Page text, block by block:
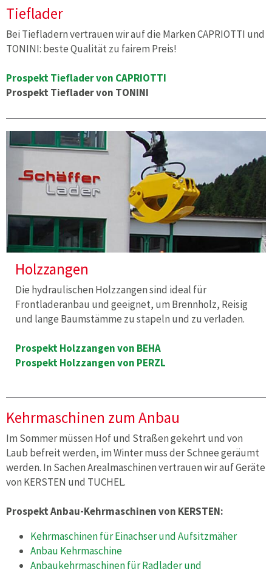
Tieflader
Bei Tiefladern vertrauen wir auf die Marken CAPRIOTTI und
TONINI: beste Qualität zu fairem Preis!
Prospekt Tieflader von CAPRIOTTI
Prospekt Tieflader von TONINI
Holzzangen
Die hydraulischen Holzzangen sind ideal für
Frontladeranbau und geeignet, um Brennholz, Reisig
und lange Baumstämme zu stapeln und zu verladen.
Prospekt Holzzangen von BEHA
Prospekt Holzzangen von PERZL
Kehrmaschinen zum Anbau
Im Sommer müssen Hof und Straßen gekehrt und von
Laub befreit werden, im Winter muss der Schnee geräumt
werden. In Sachen Arealmaschinen vertrauen wir auf Geräte
von KERSTEN und TUCHEL.
Prospekt Anbau-Kehrmaschinen von KERSTEN:
Kehrmaschinen für Einachser und Aufsitzmäher
Anbau Kehrmaschine
Anbaukehrmaschinen für Radlader und